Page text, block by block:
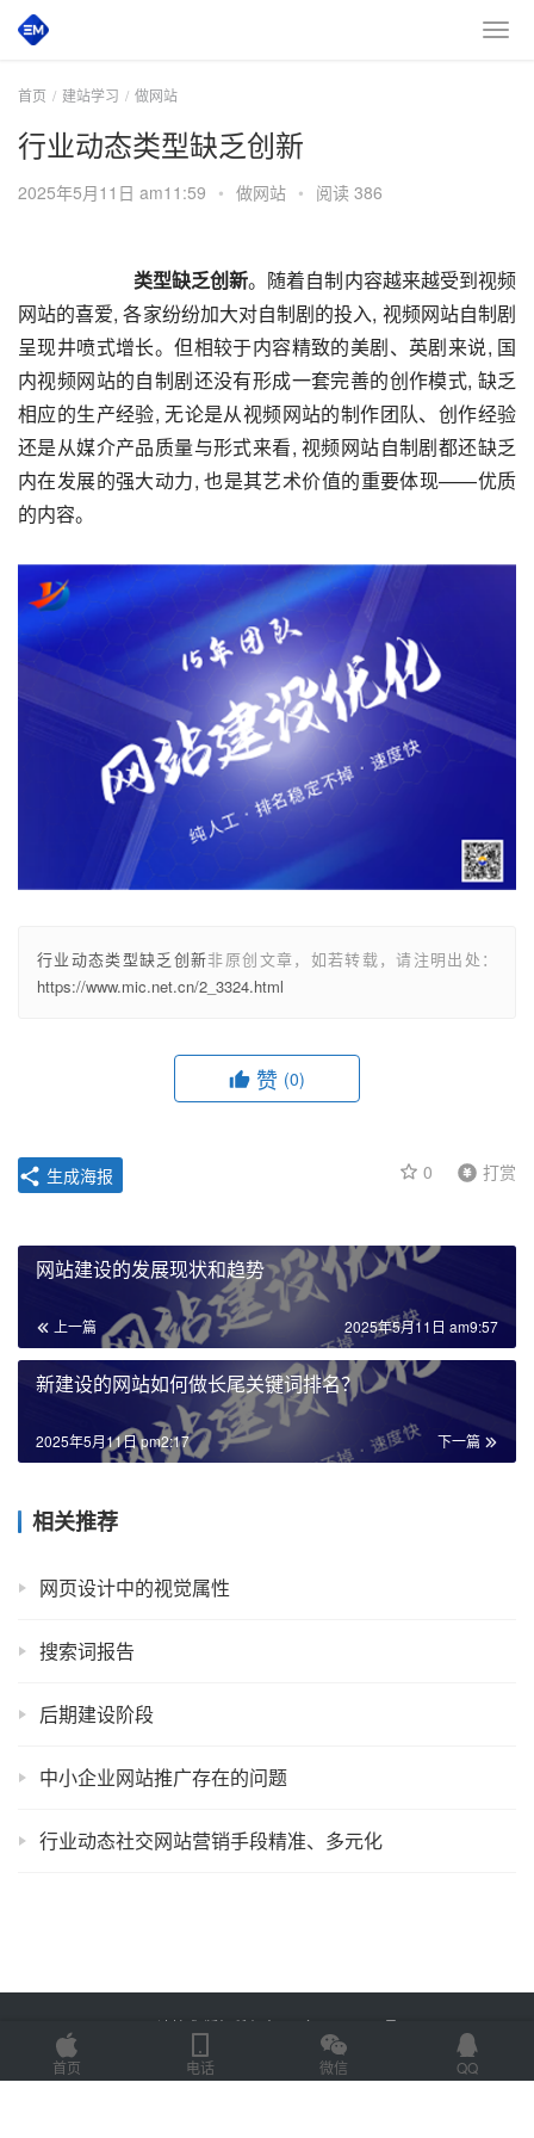
首页 建站学习 做网站
行业动态类型缺乏创新
2025年5月11日 am11:59 • 做网站 • 阅读 386
类型缺乏创新。随着自制内容越来越受到视频
网站的喜爱, 各家纷纷加大对自制剧的投入, 视频网站自制剧
呈现井喷式增长。但相较于内容精致的美剧、英剧来说, 国
内视频网站的自制剧还没有形成一套完善的创作模式, 缺乏
相应的生产经验, 无论是从视频网站的制作团队、创作经验
还是从媒介产品质量与形式来看, 视频网站自制剧都还缺乏
内在发展的强大动力, 也是其艺术价值的重要体现——优质
的内容。
行业动态类型缺乏创新非原创文章，如若转载，请注明出处：
https://www.mic.net.cn/2_3324.html
赞 (0)
0 打赏
生成海报
网站建设的发展现状和趋势
上一篇 2025年5月11日 am9:57
新建设的网站如何做长尾关键词排名？
下一篇
2025年5月11日 pm2:17
相关推荐
网页设计中的视觉属性
搜索词报告
后期建设阶段
中小企业网站推广存在的问题
行业动态社交网站营销手段精准、多元化
Copyright © 2022 易速技术 版权所有 鲁ICP备18058483号-7
首页
电话 微信 QQ